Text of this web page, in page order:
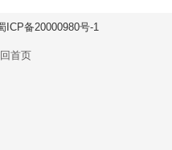
ICP备20000980号-1
首页